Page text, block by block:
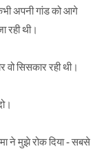
अपनी गांड को आगे
रही थी।
वो सिसकार रही थी।
ने मुझे रोक दिया - सबसे